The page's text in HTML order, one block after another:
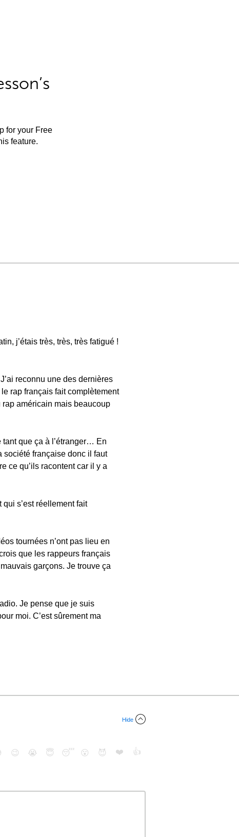
for your Free
feature.
j’étais très, très, très fatigué !
reconnu une des dernières
rap français fait complètement
rap américain mais beaucoup
tant que ça à l’étranger… En
société française donc il faut
ce qu’ils racontent car il y a
s’est réellement fait
tournées n’ont pas lieu en
que les rappeurs français
garçons. Je trouve ça
Je pense que je suis
moi. C’est sûrement ma
Hide
😉 😭 😇 😴 😮 😈 ❤️ 👍